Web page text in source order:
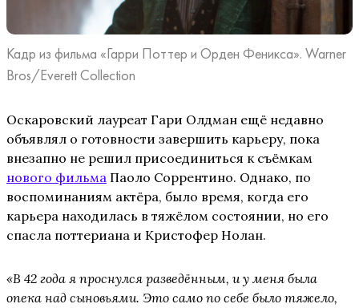
Кадр из фильма «Гарри Поттер и Орден Феникса». Warner
Bros/Everett Collection
Оскаровский лауреат Гари Олдман ещё недавно
объявлял о готовности завершить карьеру, пока
внезапно не решил присоединиться к съёмкам
нового фильма Паоло Соррентино. Однако, по
воспоминаниям актёра, было время, когда его
карьера находилась в тяжёлом состоянии, но его
спасла поттериана и Кристофер Нолан.
«В 42 года я проснулся разведённым, и у меня была
опека над сыновьями. Это само по себе было тяжело,